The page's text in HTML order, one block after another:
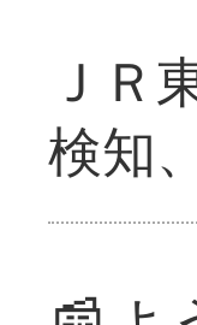
ＪＲ
検知